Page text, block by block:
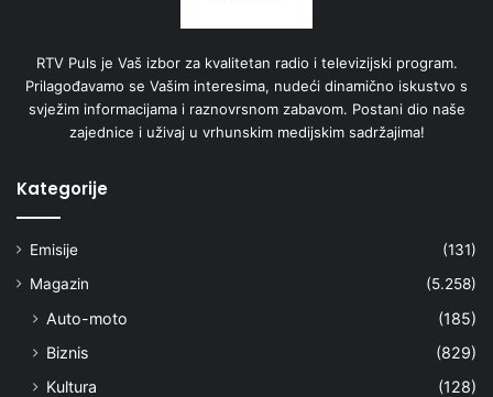
RTV Puls je Vaš izbor za kvalitetan radio i televizijski program.
Prilagođavamo se Vašim interesima, nudeći dinamično iskustvo s
svježim informacijama i raznovrsnom zabavom. Postani dio naše
zajednice i uživaj u vrhunskim medijskim sadržajima!
Kategorije
Emisije
(131)
Magazin
(5.258)
Auto-moto
(185)
Biznis
(829)
Kultura
(128)